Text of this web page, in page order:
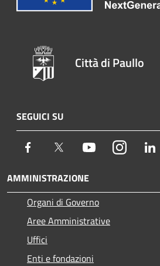
Città di Paullo
SEGUICI SU
Facebook Twitter YoutubeInstagram
AMMINISTRAZIONE
Organi di Governo
Aree Amministrative
Uffici
Enti e fondazioni